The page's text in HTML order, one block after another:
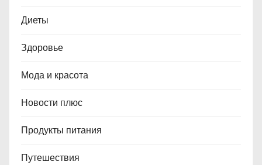
Диеты
Здоровье
Мода и красота
Новости плюс
Продукты питания
Путешествия